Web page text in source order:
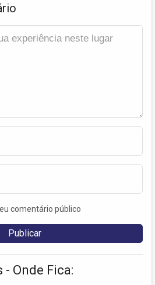
comentário público
Onde Fica: